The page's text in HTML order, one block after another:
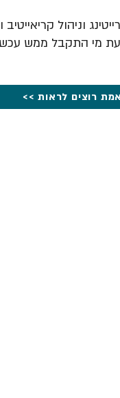
וניהול
מי התקבל ממש
רוצים לראות >>